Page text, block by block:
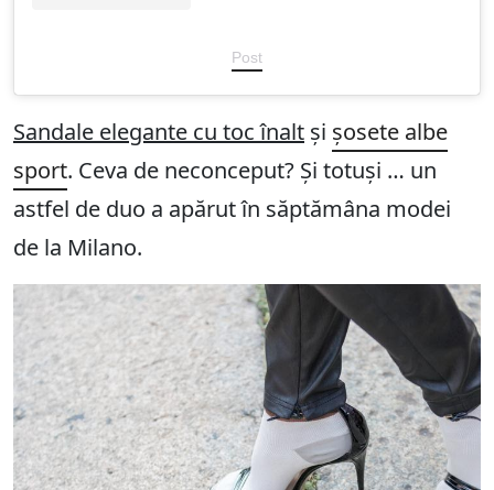
Post
Sandale elegante cu toc înalt și șosete albe
sport. Ceva de neconceput? Și totuși … un
astfel de duo a apărut în săptămâna modei
de la Milano.